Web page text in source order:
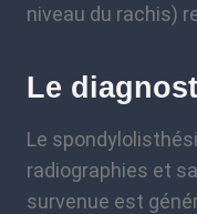
niveau du rachis)
Le
Le
radiographies et
survenue est